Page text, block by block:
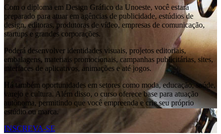
Com o diploma em Design Gráfico da Unoeste, você estará
preparado para atuar em agências de publicidade, estúdios de
design, editoras, produtoras de vídeo, empresas de comunicação,
startups e grandes corporações.
Poderá desenvolver identidades visuais, projetos editoriais,
embalagens, materiais promocionais, campanhas publicitárias, sites,
interfaces de aplicativos, animações e até jogos.
Há também oportunidades em setores como moda, educação, saúde,
varejo e cultura. Além disso, o curso oferece base para atuação
autônoma, permitindo que você empreenda e crie seu próprio
estúdio ou marca.
INSCREVA-SE